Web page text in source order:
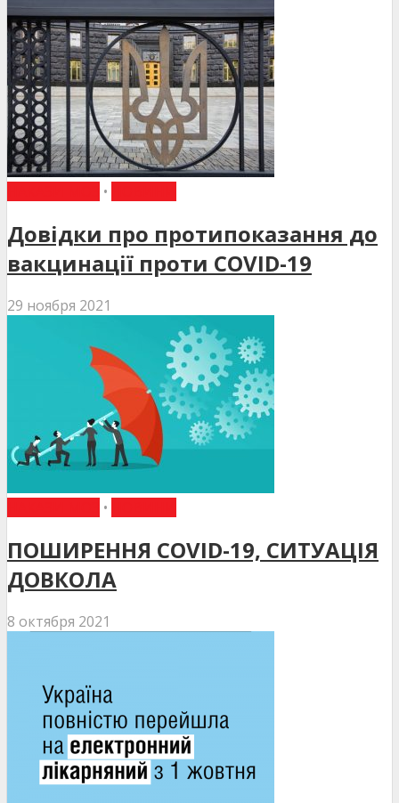
•
Довідки про протипоказання до
вакцинації проти COVID-19
29 ноября 2021
•
ПОШИРЕННЯ COVID-19, СИТУАЦІЯ
ДОВКОЛА
8 октября 2021